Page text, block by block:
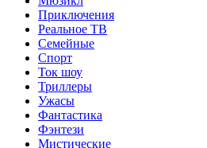
Приключения
Реальное ТВ
Семейные
Спорт
Ток шоу
Триллеры
Ужасы
Фантастика
Фэнтези
Мистические